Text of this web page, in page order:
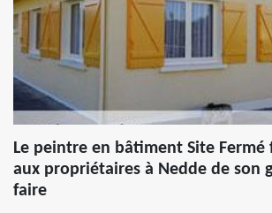
Le peintre en bâtiment Site
aux propriétaires à Nedde de son
faire